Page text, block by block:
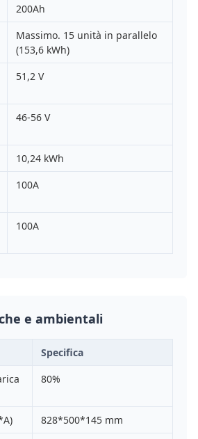
200Ah
Massimo. 15 unità in parallelo
(153,6 kWh)
51,2 V
46-56 V
10,24 kWh
100A
100A
e ambientali
Specifica
80%
828*500*145 mm